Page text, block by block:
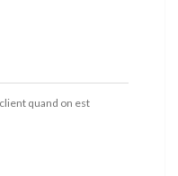
quand on est